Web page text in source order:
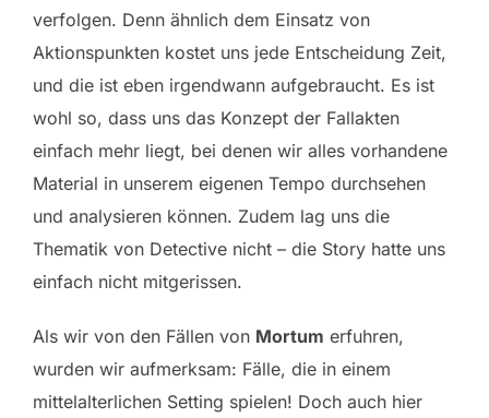
verfolgen. Denn ähnlich dem Einsatz von
Aktionspunkten kostet uns jede Entscheidung Zeit,
und die ist eben irgendwann aufgebraucht. Es ist
wohl so, dass uns das Konzept der Fallakten
einfach mehr liegt, bei denen wir alles vorhandene
Material in unserem eigenen Tempo durchsehen
und analysieren können. Zudem lag uns die
Thematik von Detective nicht – die Story hatte uns
einfach nicht mitgerissen.
Als wir von den Fällen von Mortum erfuhren,
wurden wir aufmerksam: Fälle, die in einem
mittelalterlichen Setting spielen! Doch auch hier